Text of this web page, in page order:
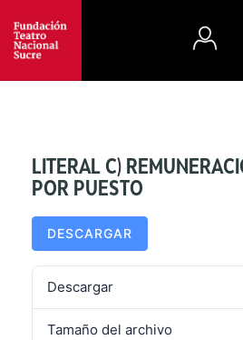
LITERAL C)
POR PUESTO
DESCARGAR
Descargar
Tamaño del archivo